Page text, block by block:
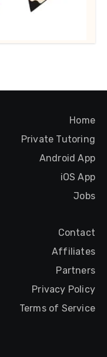
Home
Private Tutoring
Android App
iOS App
Jobs
Contact
Affiliates
Partners
Privacy Policy
Terms of Service